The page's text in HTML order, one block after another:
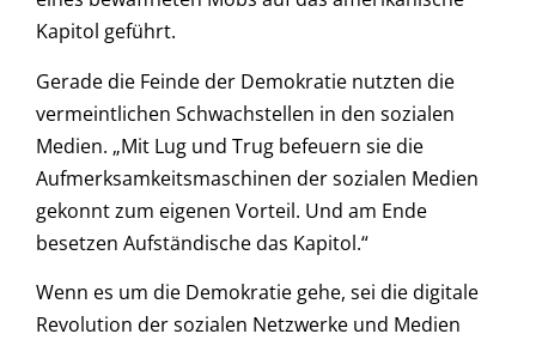
Kapitol geführt.
Gerade die Feinde der Demokratie nutzten die
vermeintlichen Schwachstellen in den sozialen
Medien. „Mit Lug und Trug befeuern sie die
Aufmerksamkeitsmaschinen der sozialen Medien
gekonnt zum eigenen Vorteil. Und am Ende
besetzen Aufständische das Kapitol.“
Wenn es um die Demokratie gehe, sei die digitale
Revolution der sozialen Netzwerke und Medien